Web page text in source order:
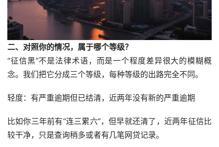
二、对照你的情况，属于哪个等级？
“征信黑”不是法律术语，而是一个程度差异很大的模糊概
念。我们把它分成三个等级，每种等级的出路完全不同。
轻度：有严重逾期但已结清，近两年没有新的严重逾期
比如你三年前有“连三累六”，但早就还清了，近两年征信比
较干净，只是查询稍多或者有几笔网贷记录。